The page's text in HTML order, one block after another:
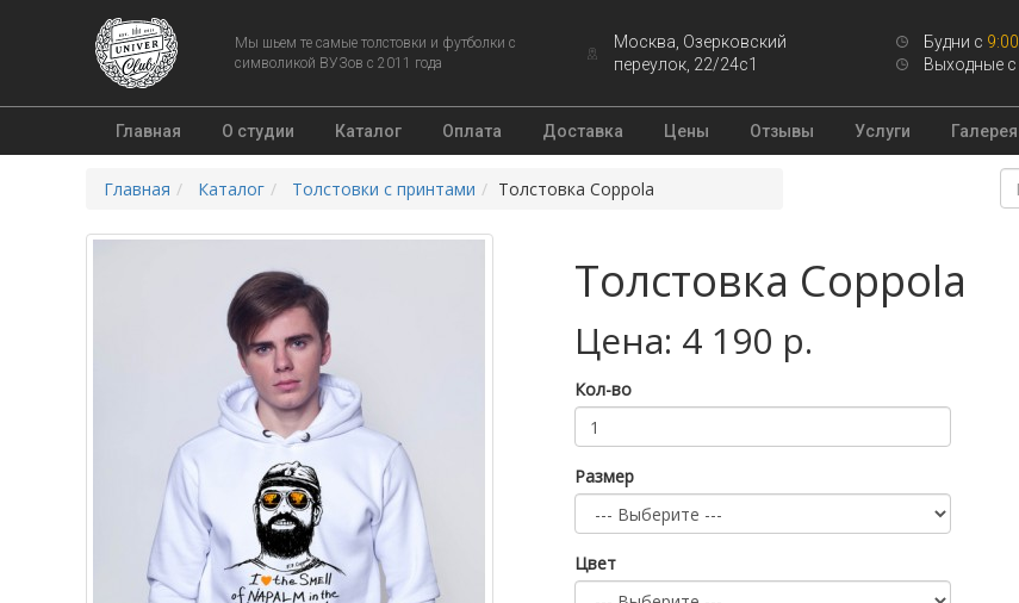
Мы шьем те самые толстовки и футболки с
символикой ВУЗов с 2011 года
Москва, Озерковский
переулок, 22/24с1
Будни с 9:00
Выходные с
Главная О студии Каталог Оплата Доставка Цены Отзывы Услуги Галерея
Главная Каталог Толстовки с принтами Толстовка Coppola
Толстовка Coppola
Цена: 4 190 р.
Кол-во
Размер
Цвет